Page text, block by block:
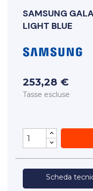
SAMSUNG
LIGHT BLUE
253,28 €
Tasse escluse
Scheda